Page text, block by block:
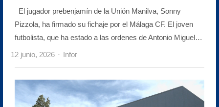
El jugador prebenjamín de la Unión Manilva, Sonny
Pizzola, ha firmado su fichaje por el Málaga CF. El joven
futbolista, que ha estado a las ordenes de Antonio Miguel…
12 junio, 2026 Author
Infor